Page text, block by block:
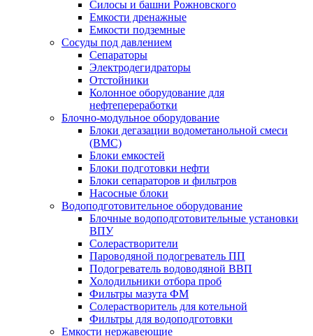
Силосы и башни Рожновского
Емкости дренажные
Емкости подземные
Сосуды под давлением
Сепараторы
Электродегидраторы
Отстойники
Колонное оборудование для
нефтепереработки
Блочно-модульное оборудование
Блоки дегазации водометанольной смеси
(BMC)
Блоки емкостей
Блоки подготовки нефти
Блоки сепараторов и фильтров
Насосные блоки
Водоподготовительное оборудование
Блочные водоподготовительные установки
ВПУ
Солерастворители
Пароводяной подогреватель ПП
Подогреватель водоводяной ВВП
Холодильники отбора проб
Фильтры мазута ФМ
Солерастворитель для котельной
Фильтры для водоподготовки
Емкости нержавеющие